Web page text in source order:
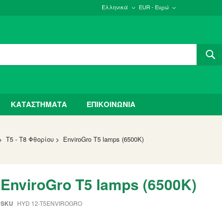
Ελληνικά EUR - Ευρώ
ΚΑΤΑΣΤΗΜΑΤΑ ΕΠΙΚΟΙΝΩΝΙΑ
T5 - T8 Φθορίου EnviroGro T5 lamps (6500K)
EnviroGro T5 lamps (6500K)
SKU HYD 12-T5ENVIROGRO